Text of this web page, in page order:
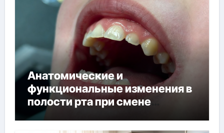
Анатомические и
функциональные изменения в
полости рта при смене
прикуса